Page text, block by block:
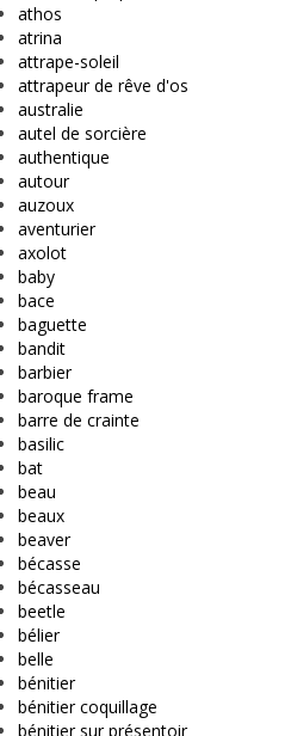
athos
atrina
attrape-soleil
attrapeur de rêve d'os
australie
autel de sorcière
authentique
autour
auzoux
aventurier
axolot
baby
bace
baguette
bandit
barbier
baroque frame
barre de crainte
basilic
bat
beau
beaux
beaver
bécasse
bécasseau
beetle
bélier
belle
bénitier
bénitier coquillage
bénitier sur présentoir